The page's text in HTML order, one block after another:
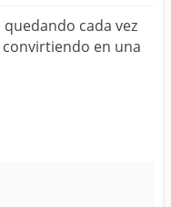
HIJO
quedando cada vez
convirtiendo en una